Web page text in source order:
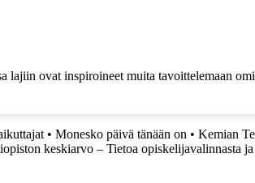
lajiin ovat inspiroineet muita tavoittelemaan
• Monesko päivä tänään on • Kemian
keskiarvo – Tietoa opiskelijavalinnasta